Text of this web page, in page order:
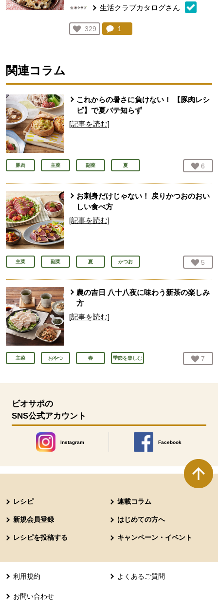
生活クラブカタログさん
お気に入り登録：
329
人が登録
コメント：
1
関連コラム
これからの暑さに負けない！ 【豚肉レシ
ピ】で夏バテ知らず
[記事を読む]
豚肉 主菜 副菜 夏 お気
6
お刺身だけじゃない！ 戻りかつおのおい
しい食べ方
[記事を読む]
主菜 副菜 夏 かつお お気
5
農の吉日 八十八夜に味わう新茶の楽しみ
方
[記事を読む]
主菜 おやつ 春 季節を楽しむ お気
7
ビオサポの
SNS公式アカウント
Instagram
別のウィンドウで開きます。
Facebook
別のウィンドウで開きます
レシピ 連載コラム
新規会員登録 はじめての方へ
レシピを投稿する キャンペーン・イベント
利用規約 よくあるご質問
お問い合わせ